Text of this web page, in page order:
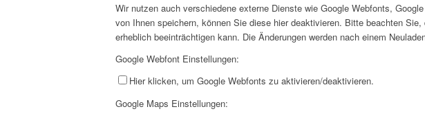
Wir nutzen auch verschiedene externe Dienste wie Google Webfonts,
von Ihnen speichern, können Sie diese hier deaktivieren. Bitte beachten
erheblich beeinträchtigen kann. Die Änderungen werden nach einem
Google Webfont Einstellungen:
Hier klicken, um Google Webfonts zu aktivieren/deaktivieren.
Google Maps Einstellungen: